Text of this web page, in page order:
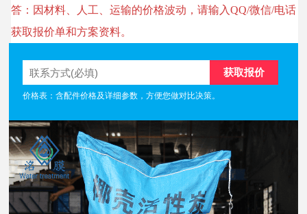
答：因材料、人工、运输的价格波动，请输入QQ/微信/电话
获取报价单和方案资料。
价格表：含配件价格及详细参数，方便您做对比决策。